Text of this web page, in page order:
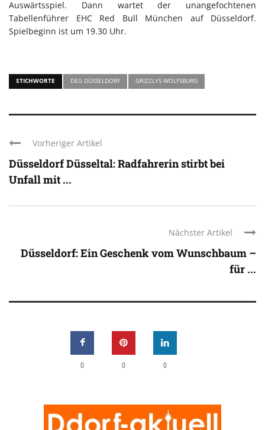
Auswärtsspiel. Dann wartet der unangefochtenen
Tabellenführer EHC Red Bull München auf Düsseldorf.
Spielbeginn ist um 19.30 Uhr.
STICHWORTE DEG DÜSSELDORF GRIZZLYS WOLFSBURG
Vorheriger Artikel
Düsseldorf Düsseltal: Radfahrerin stirbt bei
Unfall mit ...
Nächster Artikel
Düsseldorf: Ein Geschenk vom Wunschbaum –
für ...
0 0 0